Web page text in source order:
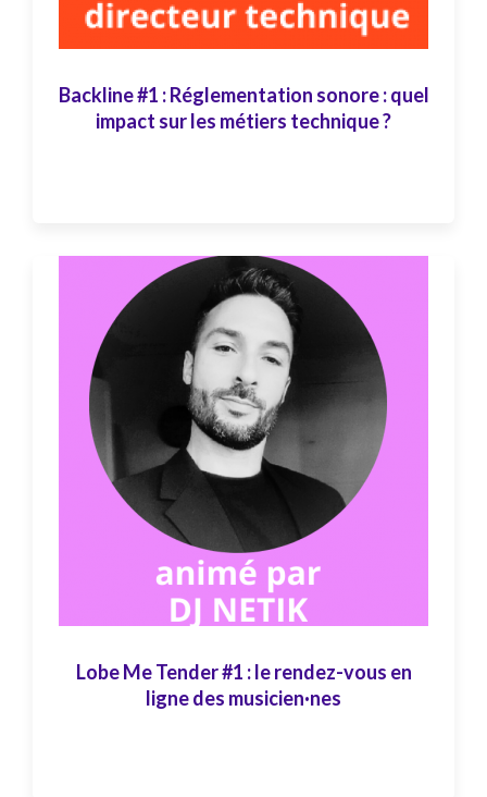
Backline #1 : Réglementation sonore : quel
impact sur les métiers technique ?
Lobe Me Tender #1 : le rendez-vous en
ligne des musicien·nes